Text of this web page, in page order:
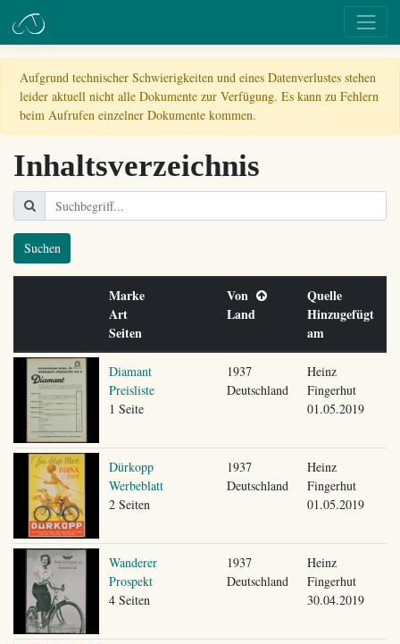
Aufgrund technischer Schwierigkeiten und eines Datenverlustes stehen
leider aktuell nicht alle Dokumente zur Verfügung. Es kann zu Fehlern
beim Aufrufen einzelner Dokumente kommen.
Inhaltsverzeichnis
Suchen
Marke
Art
Seiten
Von
Land
Quelle
Hinzugefügt
am
Diamant
Preisliste
1 Seite
1937
Deutschland
Heinz
Fingerhut
01.05.2019
Dürkopp
Werbeblatt
2 Seiten
1937
Deutschland
Heinz
Fingerhut
01.05.2019
Wanderer
Prospekt
4 Seiten
1937
Deutschland
Heinz
Fingerhut
30.04.2019